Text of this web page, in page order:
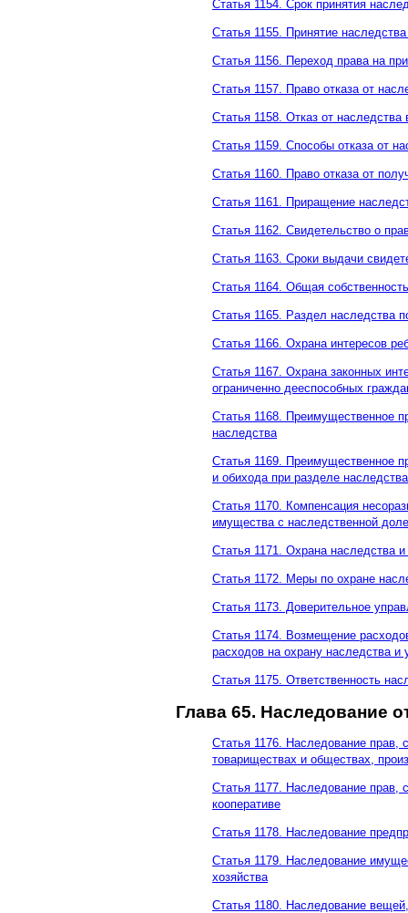
Статья 1154. Срок принятия
Статья 1155. Принятие
Статья 1156. Переход права на
Статья 1157. Право отказа от
Статья 1158. Отказ от наследства
Статья 1159. Способы отказа от
Статья 1160. Право отказа от
Статья 1161. Приращение
Статья 1162. Свидетельство о
Статья 1163. Сроки выдачи
Статья 1164. Общая
Статья 1165. Раздел наследства
Статья 1166. Охрана интересов
Статья 1167. Охрана законных
ограниченно дееспособных
Статья 1168. Преимущественное
наследства
Статья 1169. Преимущественное
и обихода при разделе наследства
Статья 1170. Компенсация
имущества с наследственной
Статья 1171. Охрана наследства
Статья 1172. Меры по охране
Статья 1173. Доверительное
Статья 1174. Возмещение
расходов на охрану наследства и
Статья 1175. Ответственность
Глава 65. Наследование
Статья 1176. Наследование прав,
товариществах и обществах,
Статья 1177. Наследование прав,
кооперативе
Статья 1178. Наследование
Статья 1179. Наследование
хозяйства
Статья 1180. Наследование